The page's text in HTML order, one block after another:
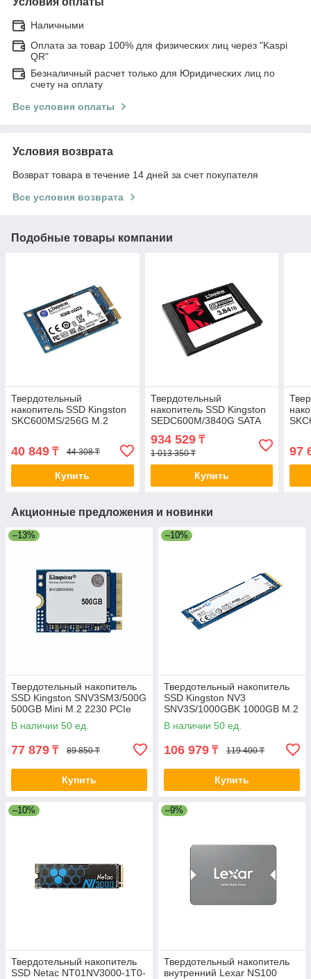
Наличными
Оплата за товар 100% для физических лиц через "Kaspi
QR"
Безналичный расчет только для Юридических лиц по
счету на оплату
Все условия оплаты
Условия возврата
Возврат товара в течение 14 дней за счет покупателя
Все условия возврата
Подобные товары компании
Твердотельный
накопитель SSD Kingston
SKC600MS/256G M.2
40 849 ₸ 44 308 ₸
Купить
Твердотельный
накопитель SSD Kingston
SEDC600M/3840G SATA
7мм 2-014063-TOP
934 529₸
1 013 350 ₸
Купить
97
Акционные предложения и новинки
–13%
Твердотельный накопитель
SSD Kingston SNV3SM3/500G
500GB Mini M.2 2230 PCIe
Gen4 x4 2-034638-TOP
В наличии 50 ед.
77 879 ₸ 89 850 ₸
Купить
–10%
Твердотельный накопитель
SSD Kingston NV3
SNV3S/1000GBK 1000GB M.2
NVMe PCIe 4.0x4
6000/4000Мб/сBULK
В наличии 50 ед.
106 979 ₸ 119 400 ₸
Купить
–10%
Твердотельный накопитель
SSD Netac NT01NV3000-1T0-
–9%
Твердотельный накопитель
внутренний Lexar NS100